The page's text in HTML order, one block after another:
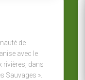
de
avec le
rivières, dans
Sauvages ».